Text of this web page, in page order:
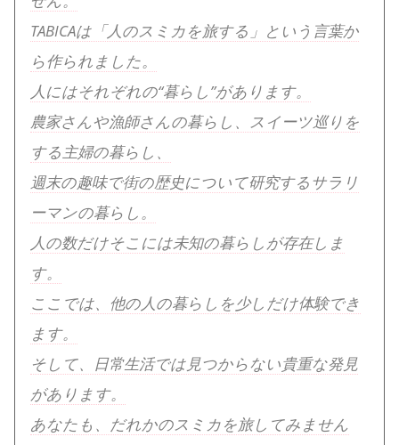
TABICAは「人のスミカを旅する」という言葉か
ら作られました。
人にはそれぞれの“暮らし”があります。
農家さんや漁師さんの暮らし、スイーツ巡りを
する主婦の暮らし、
週末の趣味で街の歴史について研究するサラリ
ーマンの暮らし。
人の数だけそこには未知の暮らしが存在しま
す。
ここでは、他の人の暮らしを少しだけ体験でき
ます。
そして、日常生活では見つからない貴重な発見
があります。
あなたも、だれかのスミカを旅してみません